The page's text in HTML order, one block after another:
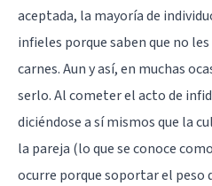
aceptada, la mayoría de
infieles porque saben que no
carnes. Aun y así, en muchas
serlo. Al cometer el acto de
diciéndose a sí mismos que la
la pareja (lo que se conoce como
ocurre porque soportar el peso